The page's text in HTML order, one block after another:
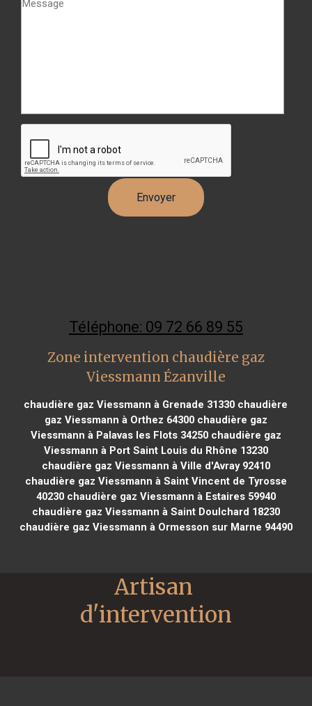
Téléphone: 09 72 66 89 55
Zone intervention chaudière gaz
Viessmann Ézanville
chaudière gaz Viessmann à Grenade 31330 chaudière
gaz Viessmann à Orthez 64300chaudière gaz
Viessmann à Palavas les Flots 34250chaudière gaz
Viessmann à Port Saint Louis du Rhône 13230
chaudière gaz Viessmann à Ville d'Avray 92410
chaudière gaz Viessmann à Saint Vincent de Tyrosse
40230chaudière gaz Viessmann à Estaires 59940
chaudière gaz Viessmann à Saint Doulchard 18230
chaudière gaz Viessmann à Ormesson sur Marne 94490
Artisan
d'intervention